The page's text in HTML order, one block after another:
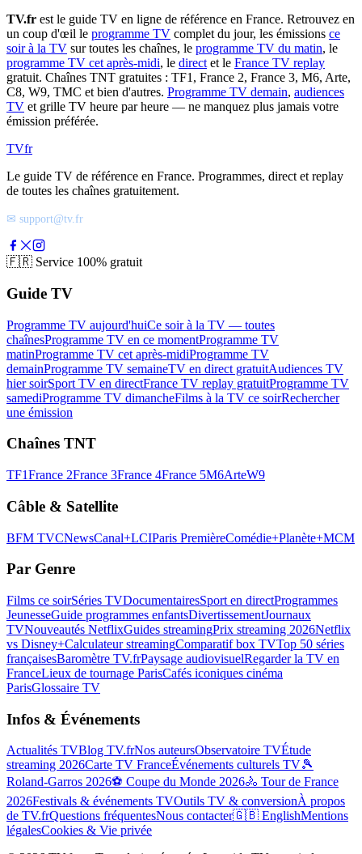
TV.fr est le guide TV en ligne de référence en France. Retrouvez en
un coup d'œil le programme TV complet du jour, les émissions ce
soir à la TV sur toutes les chaînes, le programme TV du matin, le
programme TV cet après-midi, le direct et le France TV replay
gratuit. Chaînes TNT gratuites : TF1, France 2, France 3, M6, Arte,
C8, W9, TMC et bien d'autres. Programme TV demain, audiences
TV et grille TV heure par heure — ne manquez plus jamais votre
émission préférée.
TVfr
Le guide TV de référence en France. Programmes, direct et replay
de toutes les chaînes gratuitement.
✉ support@tv.fr
🇫🇷 Service 100% gratuit
Guide TV
Programme TV aujourd'huiCe soir à la TV — toutes
chaînesProgramme TV en ce momentProgramme TV
matinProgramme TV cet après-midiProgramme TV
demainProgramme TV semaineTV en direct gratuitAudiences TV
hier soirSport TV en directFrance TV replay gratuitProgramme TV
samediProgramme TV dimancheFilms à la TV ce soirRechercher
une émission
Chaînes TNT
TF1France 2France 3France 4France 5M6ArteW9
Câble & Satellite
BFM TVCNewsCanal+LCIParis PremièreComédie+Planète+MCM
Par Genre
Films ce soirSéries TVDocumentairesSport en directProgrammes
JeunesseGuide programmes enfantsDivertissementJournaux
TVNouveautés NetflixGuides streamingPrix streaming 2026Netflix
vs Disney+Calculateur streamingComparatif box TVTop 50 séries
françaisesBaromètre TV.frPaysage audiovisuelRegarder la TV en
FranceLieux de tournage ParisCafés iconiques cinéma
ParisGlossaire TV
Infos & Événements
Actualités TVBlog TV.frNos auteursObservatoire TVÉtude
streaming 2026Carte TV FranceÉvénements culturels TV🎾
Roland-Garros 2026⚽ Coupe du Monde 2026🚴 Tour de France
2026Festivals & événements TVOutils TV & conversionÀ propos
de TV.frQuestions fréquentesNous contacter🇬🇧 EnglishMentions
légalesCookies & Vie privée